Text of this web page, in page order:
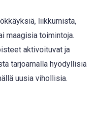
liikkumista,
maagisia toimintoja.
aktivoituvat ja
tarjoamalla hyödyllisiä
uusia vihollisia.